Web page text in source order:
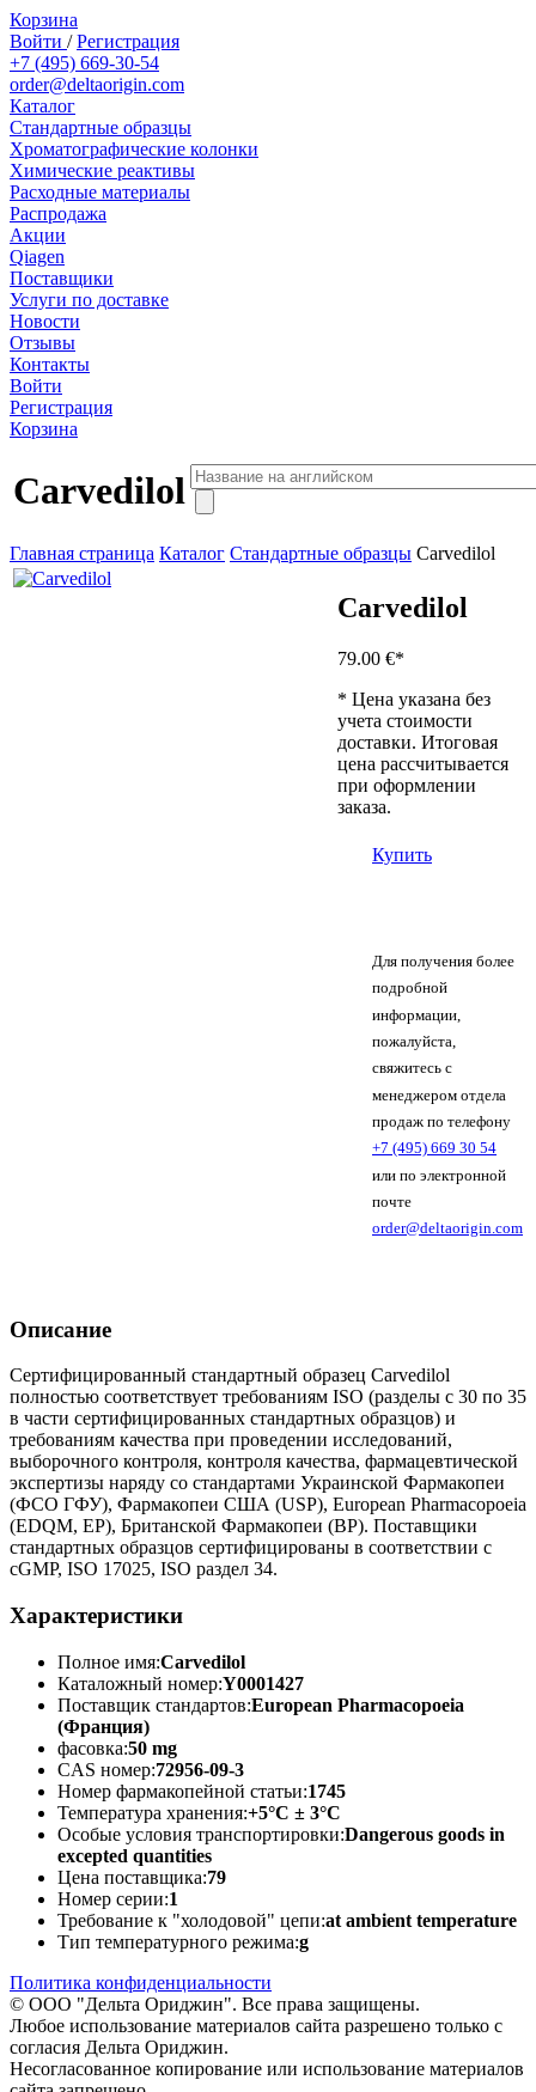
Корзина
Войти /Регистрация
+7 (495) 669-30-54
order@deltaorigin.com
Каталог
Стандартные образцы
Хроматографические колонки
Химические реактивы
Расходные материалы
Распродажа
Акции
Qiagen
Поставщики
Услуги по доставке
Новости
Отзывы
Контакты
Войти
Регистрация
Корзина
Carvedilol
Главная страница Каталог Стандартные образцы Carvedilol
Carvedilol
79.00 €*
* Цена указана без
учета стоимости
доставки. Итоговая
цена рассчитывается
при оформлении
заказа.
Купить
Для получения более
подробной
информации,
пожалуйста,
свяжитесь с
менеджером отдела
продаж по телефону
+7 (495) 669 30 54
или по электронной
почте
order@deltaorigin.com
Описание
Сертифицированный стандартный образец Carvedilol
полностью соответствует требованиям ISO (разделы с 30 по 35
в части сертифицированных стандартных образцов) и
требованиям качества при проведении исследований,
выборочного контроля, контроля качества, фармацевтической
экспертизы наряду со стандартами Украинской Фармакопеи
(ФСО ГФУ), Фармакопеи США (USP), European Pharmacopoeia
(EDQM, EP), Британской Фармакопеи (BP). Поставщики
стандартных образцов сертифицированы в соответствии с
cGMP, ISO 17025, ISO раздел 34.
Характеристики
Полное имя:Carvedilol
Каталожный номер:Y0001427
Поставщик стандартов:European Pharmacopoeia
(Франция)
фасовка:50 mg
CAS номер:72956-09-3
Номер фармакопейной статьи:1745
Температура хранения:+5°C ± 3°C
Особые условия транспортировки:Dangerous goods in
excepted quantities
Цена поставщика:79
Номер серии:1
Требование к "холодовой" цепи:at ambient temperature
Тип температурного режима:g
Политика конфиденциальности
© ООО "Дельта Ориджин". Все права защищены.
Любое использование материалов сайта разрешено только с
согласия Дельта Ориджин.
Несогласованное копирование или использование материалов